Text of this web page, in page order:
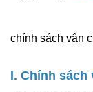
chính sách vận
I. Chính sách